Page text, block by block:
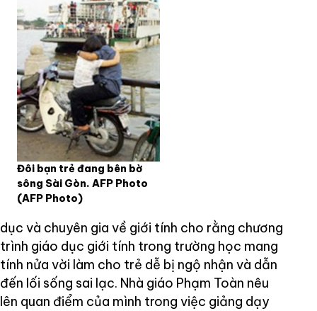
Đôi bạn trẻ đang bên bờ
sông Sài Gòn. AFP Photo
(AFP Photo)
dục và chuyên gia về giới tính cho rằng chương
trình giáo dục giới tính trong trường học mang
tính nửa vời làm cho trẻ dễ bị ngộ nhận và dẫn
đến lối sống sai lạc. Nhà giáo Phạm Toàn nêu
lên quan điểm của mình trong việc giảng dạy